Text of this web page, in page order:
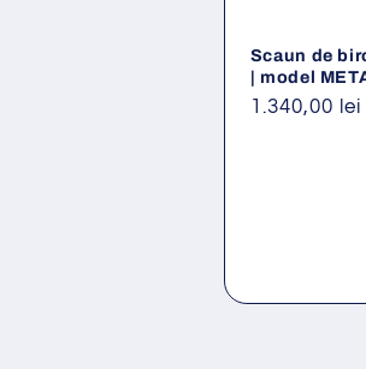
Scaun de
| model
Preț
1.340,00 lei